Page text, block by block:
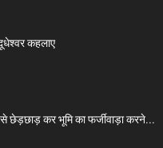
कहलाए
कर भूमि का फर्जीवाड़ा करने...